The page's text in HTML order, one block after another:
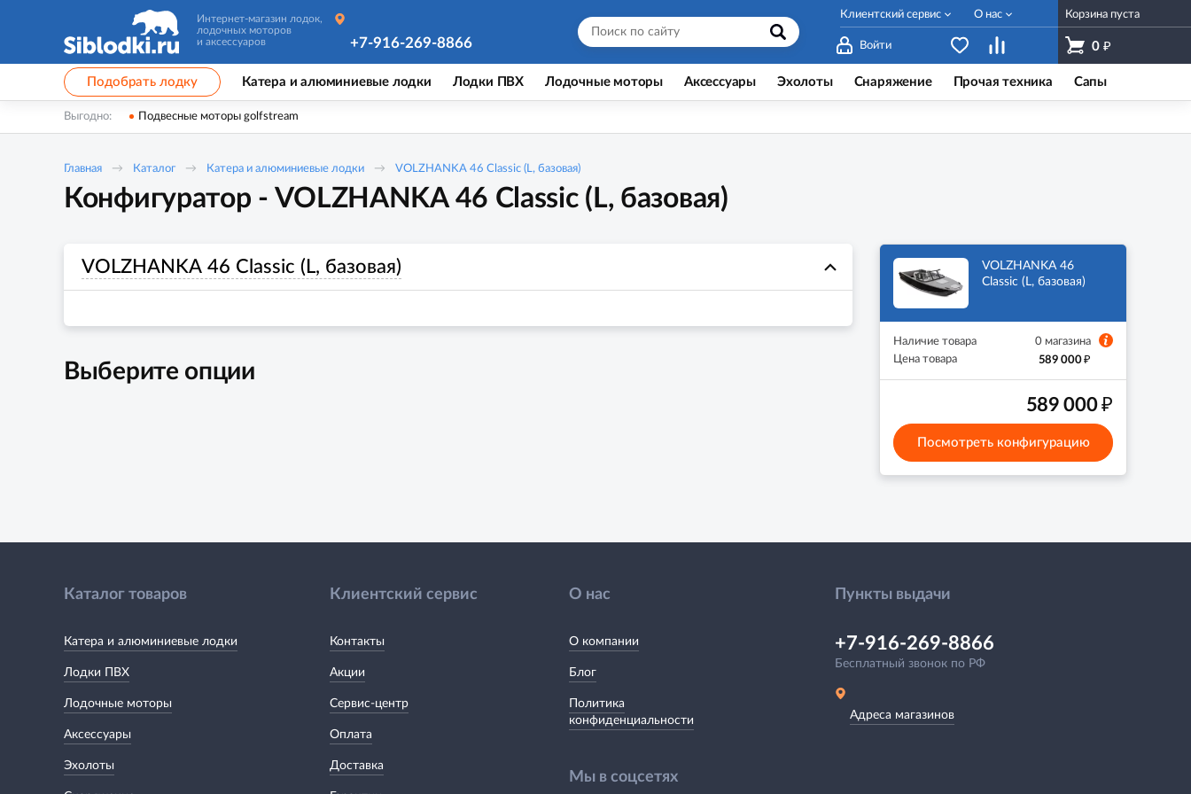
Интернет-магазин лодок,
лодочных моторов
и аксессуаров
Войти
Корзина пуста
0 ₽
+7-916-269-8866
Клиентский сервис О нас
Подобрать лодку Катера и алюминиевые лодки Лодки ПВХ Лодочные моторы Аксессуары Эхолоты Снаряжение Прочая техника Сапы
Выгодно: Подвесные моторы golfstream
Главная Каталог Катера и алюминиевые лодки VOLZHANKA 46 Classic (L, базовая)
Конфигуратор - VOLZHANKA 46 Classic (L, базовая)
VOLZHANKA 46 Classic (L, базовая)
Выберите опции
VOLZHANKA 46
Classic (L, базовая)
Наличие товара
0 магазина
Цена товара
589 000₽
589 000₽
Посмотреть конфигурацию
Каталог товаров
Катера и алюминиевые лодки
Лодки ПВХ
Лодочные моторы
Аксессуары
Эхолоты
Клиентский сервис
Контакты
Акции
Сервис-центр
Оплата
Доставка
О нас
О компании
Блог
Политика
конфиденциальности
Мы в соцсетях
Пункты выдачи
+7-916-269-8866
Бесплатный звонок по РФ
Адреса магазинов